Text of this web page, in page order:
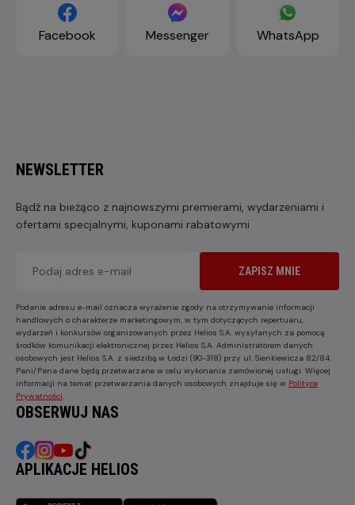
Facebook Messenger WhatsApp
NEWSLETTER
Bądź na bieżąco z najnowszymi premierami, wydarzeniami i
ofertami specjalnymi, kuponami rabatowymi
ZAPISZ MNIE
Podanie adresu e-mail oznacza wyrażenie zgody na otrzymywanie informacji
handlowych o charakterze marketingowym, w tym dotyczących repertuaru,
wydarzeń i konkursów organizowanych przez Helios S.A. wysyłanych za pomocą
środków komunikacji elektronicznej przez Helios S.A. Administratorem danych
osobowych jest Helios S.A. z siedzibą w Łodzi (90-318) przy ul. Sienkiewicza 82/84.
Pani/Pana dane będą przetwarzane w celu wykonania zamówionej usługi. Więcej
informacji na temat przetwarzania danych osobowych znajduje się w Polityce
Prywatności
OBSERWUJ NAS
APLIKACJE HELIOS